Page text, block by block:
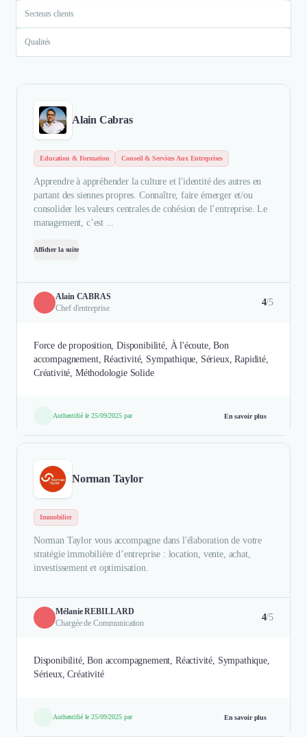
Secteurs clients
Qualités
Alain Cabras
Education & Formation Conseil & Services Aux Entreprises
Apprendre à appréhender la culture et l'identité des autres en
partant des siennes propres. Connaître, faire émerger et/ou
consolider les valeurs centrales de cohésion de l’entreprise. Le
management, c’est ...
Afficher la suite
Alain CABRAS
Chef d'entreprise
4/5
Force de proposition, Disponibilité, À l'écoute, Bon
accompagnement, Réactivité, Sympathique, Sérieux, Rapidité,
Créativité, Méthodologie Solide
Authentifié le 25/09/2025 par En savoir plus
Norman Taylor
Immobilier
Norman Taylor vous accompagne dans l'élaboration de votre
stratégie immobilière d’entreprise : location, vente, achat,
investissement et optimisation.
Mélanie REBILLARD
Chargée de Communication
4/5
Disponibilité, Bon accompagnement, Réactivité, Sympathique,
Sérieux, Créativité
Authentifié le 25/09/2025 par En savoir plus